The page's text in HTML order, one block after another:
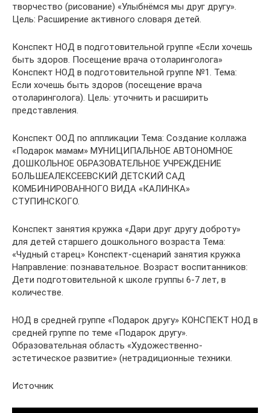
творчество (рисование) «Улыбнёмся мы друг другу».
Цель: Расширение активного словаря детей.
Конспект НОД в подготовительной группе «Если хочешь
быть здоров. Посещение врача отоларинголога»
Конспект НОД в подготовительной группе №1. Тема:
Если хочешь быть здоров (посещение врача
отоларинголога). Цель: уточнить и расширить
представления.
Конспект ООД по аппликации Тема: Создание коллажа
«Подарок мамам» МУНИЦИПАЛЬНОЕ АВТОНОМНОЕ
ДОШКОЛЬНОЕ ОБРАЗОВАТЕЛЬНОЕ УЧРЕЖДЕНИЕ
БОЛЬШЕАЛЕКСЕЕВСКИЙ ДЕТСКИЙ САД
КОМБИНИРОВАННОГО ВИДА «КАЛИНКА»
СТУПИНСКОГО.
Конспект занятия кружка «Дари друг другу доброту»
для детей старшего дошкольного возраста Тема:
«Чудный старец» Конспект-сценарий занятия кружка
Направление: познавательное. Возраст воспитанников:
Дети подготовительной к школе группы 6-7 лет, в
количестве.
НОД в средней группе «Подарок другу» КОНСПЕКТ НОД в
средней группе по теме «Подарок другу».
Образовательная область «Художественно-
эстетическое развитие» (нетрадиционные техники.
Источник